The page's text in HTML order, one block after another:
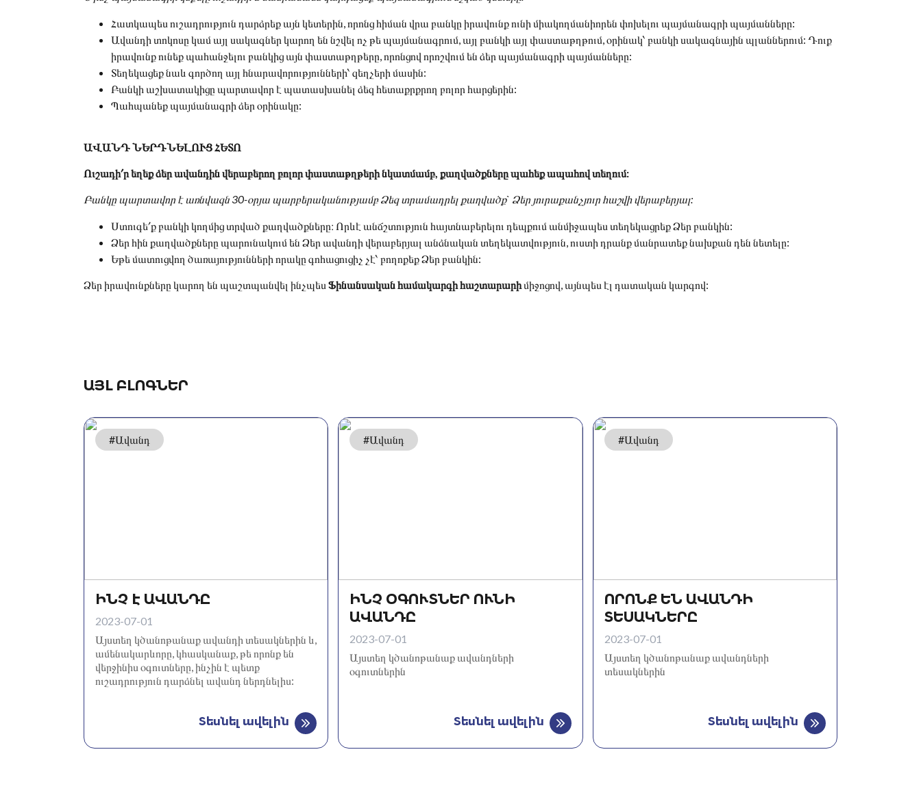
Հատկապես ուշադրություն դարձրեք այն կետերին, որոնց հիման վրա բանկը իրավունք ունի միակողմանիորեն փոխելու պայմանագրի պայմանները:
Ավանդի տոկոսը կամ այլ սակագներ կարող են նշվել ոչ թե պայմանագրում, այլ բանկի այլ փաստաթղթում, օրինակ՝ բանկի սակագնային պլաններում: Դուք
իրավունք ունեք պահանջելու բանկից այն փաստաթղթերը, որոնցով որոշվում են ձեր պայմանագրի պայմանները:
Տեղեկացեք նաև գործող այլ հնարավորությունների՝ զեղչերի մասին:
Բանկի աշխատակիցը պարտավոր է պատասխանել ձեզ հետաքրքրող բոլոր հարցերին:
Պահպանեք պայմանագրի ձեր օրինակը:
ԱՎԱՆԴ ՆԵՐԴՆԵԼՈՒՑ ՀԵՏՈ
Ուշադի՛ր եղեք ձեր ավանդին վերաբերող բոլոր փաստաթղթերի նկատմամբ, քաղվածքները պահեք ապահով տեղում:
Բանկը պարտավոր է առնվազն 30-օրյա պարբերականությամբ Ձեզ տրամադրել քաղվածք` Ձեր յուրաքանչյուր հաշվի վերաբերյալ:
Ստուգե՛ք բանկի կողմից տրված քաղվածքները։ Որևէ անճշտություն հայտնաբերելու դեպքում անմիջապես տեղեկացրեք Ձեր բանկին:
Ձեր հին քաղվածքները պարունակում են Ձեր ավանդի վերաբերյալ անձնական տեղեկատվություն, ուստի դրանք մանրատեք նախքան դեն նետելը:
Եթե մատուցվող ծառայությունների որակը գոհացուցիչ չէ՝ բողոքեք Ձեր բանկին:
Ձեր իրավունքները կարող են պաշտպանվել ինչպես Ֆինանսական համակարգի հաշտարարիմիջոցով, այնպես էլ դատական կարգով:
ԱՅԼ ԲԼՈԳՆԵՐ
#Ավանդ
ԻՆՉ Է ԱՎԱՆԴԸ
2023-07-01
Այստեղ կծանոթանաք ավանդի տեսակներին և,
ամենակարևորը, կհասկանաք, թե որոնք են
վերջինիս օգուտները, ինչին է պետք
ուշադրություն դարձնել ավանդ ներդնելիս:
Տեսնել ավելին
#Ավանդ
ԻՆՉ ՕԳՈՒՏՆԵՐ ՈՒՆԻ
ԱՎԱՆԴԸ
2023-07-01
Այստեղ կծանոթանաք ավանդների
օգուտներին
Տեսնել ավելին
#Ավանդ
ՈՐՈՆՔ ԵՆ ԱՎԱՆԴԻ
ՏԵՍԱԿՆԵՐԸ
2023-07-01
Այստեղ կծանոթանաք ավանդների
տեսակներին
Տեսնել ավելին